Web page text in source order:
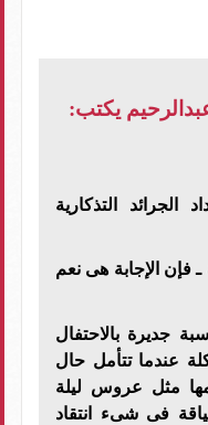
يكتب:
التذكارية
فإن الإجابة هى نعم
جديرة بالاحتفال
عندما تتأمل حال
مثل عروس ليلة
فى شىء انتقاد